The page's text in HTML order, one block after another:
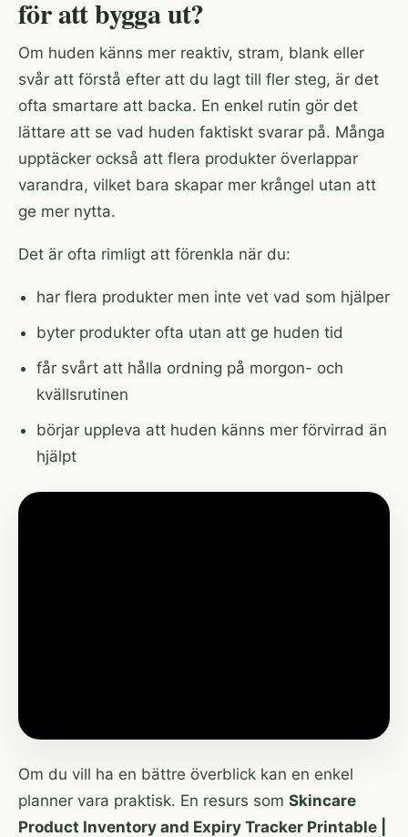
för att bygga ut?
Om huden känns mer reaktiv, stram, blank eller
svår att förstå efter att du lagt till fler steg, är det
ofta smartare att backa. En enkel rutin gör det
lättare att se vad huden faktiskt svarar på. Många
upptäcker också att flera produkter överlappar
varandra, vilket bara skapar mer krångel utan att
ge mer nytta.
Det är ofta rimligt att förenkla när du:
har flera produkter men inte vet vad som hjälper
byter produkter ofta utan att ge huden tid
får svårt att hålla ordning på morgon- och
kvällsrutinen
börjar uppleva att huden känns mer förvirrad än
hjälpt
Om du vill ha en bättre överblick kan en enkel
planner vara praktisk. En resurs som Skincare
Product Inventory and Expiry Tracker Printable |